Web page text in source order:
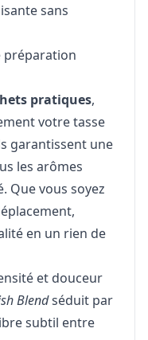
sans
préparation
pratiques,
votre tasse
garantissent une
les arômes
Que vous soyez
en un rien de
et douceur
Blendséduit par
subtil entre